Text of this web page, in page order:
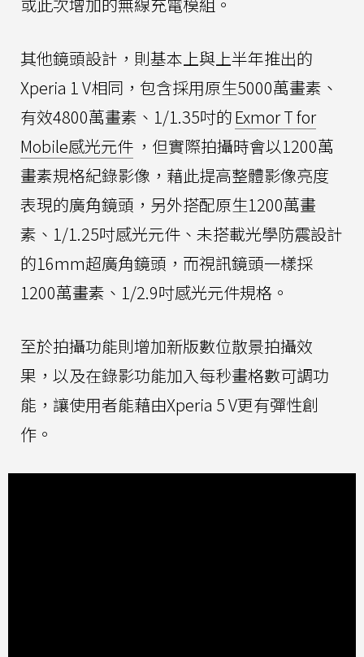
其他鏡頭設計，則基本上與上半年推出的
Xperia 1 V相同，包含採用原生5000萬畫素、
有效4800萬畫素、1/1.35吋的Exmor T for
Mobile感光元件 ，但實際拍攝時會以1200萬
畫素規格紀錄影像，藉此提高整體影像亮度
表現的廣角鏡頭，另外搭配原生1200萬畫
素、1/1.25吋感光元件、未搭載光學防震設計
的16mm超廣角鏡頭，而視訊鏡頭一樣採
1200萬畫素、1/2.9吋感光元件規格。
至於拍攝功能則增加新版數位散景拍攝效
果，以及在錄影功能加入每秒畫格數可調功
能，讓使用者能藉由Xperia 5 V更有彈性創
作。